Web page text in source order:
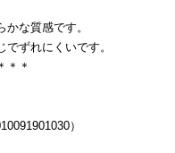
な質感です。
ずれにくいです。
＊＊
）